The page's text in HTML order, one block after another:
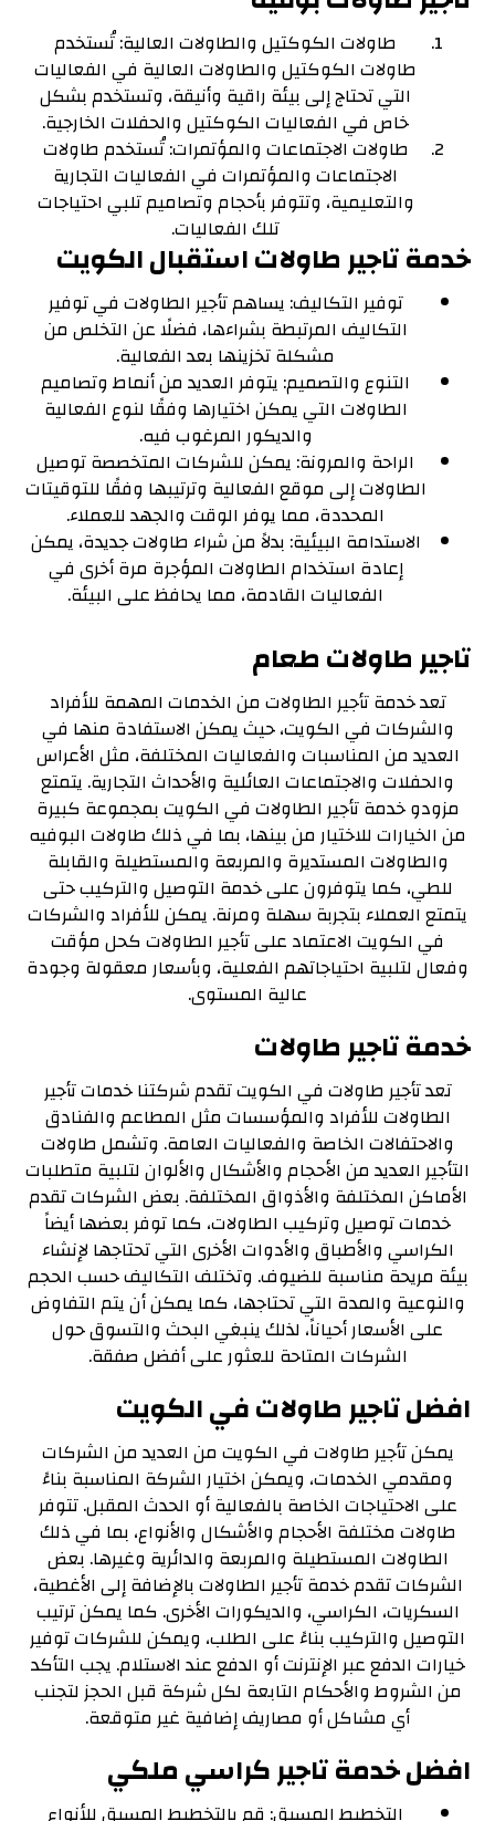
طاولات الكوكتيل والطاولات العالية: تُستخدم
طاولات الكوكتيل والطاولات العالية في الفعاليات
التي تحتاج إلى بيئة راقية وأنيقة، وتستخدم بشكل
خاص في الفعاليات الكوكتيل والحفلات الخارجية.
طاولات الاجتماعات والمؤتمرات: تُستخدم طاولات
الاجتماعات والمؤتمرات في الفعاليات التجارية
والتعليمية، وتتوفر بأحجام وتصاميم تلبي احتياجات
تلك الفعاليات.
خدمة تاجير طاولات استقبال الكويت
توفير التكاليف: يساهم تأجير الطاولات في توفير
التكاليف المرتبطة بشراءها، فضلًا عن التخلص من
مشكلة تخزينها بعد الفعالية.
التنوع والتصميم: يتوفر العديد من أنماط وتصاميم
الطاولات التي يمكن اختيارها وفقًا لنوع الفعالية
والديكور المرغوب فيه.
الراحة والمرونة: يمكن للشركات المتخصصة توصيل
الطاولات إلى موقع الفعالية وترتيبها وفقًا للتوقيتات
المحددة، مما يوفر الوقت والجهد للعملاء.
الاستدامة البيئية: بدلاً من شراء طاولات جديدة، يمكن
إعادة استخدام الطاولات المؤجرة مرة أخرى في
الفعاليات القادمة، مما يحافظ على البيئة.
تاجير طاولات طعام
تعد خدمة تأجير الطاولات من الخدمات المهمة للأفراد
والشركات في الكويت، حيث يمكن الاستفادة منها في
العديد من المناسبات والفعاليات المختلفة، مثل الأعراس
والحفلات والاجتماعات العائلية والأحداث التجارية. يتمتع
مزودو خدمة تأجير الطاولات في الكويت بمجموعة كبيرة
من الخيارات للاختيار من بينها، بما في ذلك طاولات البوفيه
والطاولات المستديرة والمربعة والمستطيلة والقابلة
للطي، كما يتوفرون على خدمة التوصيل والتركيب حتى
يتمتع العملاء بتجربة سهلة ومرنة. يمكن للأفراد والشركات
في الكويت الاعتماد على تأجير الطاولات كحل مؤقت
وفعال لتلبية احتياجاتهم الفعلية، وبأسعار معقولة وجودة
عالية المستوى.
خدمة تاجير طاولات
تعد تأجير طاولات في الكويت تقدم شركتنا خدمات تأجير
الطاولات للأفراد والمؤسسات مثل المطاعم والفنادق
والاحتفالات الخاصة والفعاليات العامة. وتشمل طاولات
التأجير العديد من الأحجام والأشكال والألوان لتلبية متطلبات
الأماكن المختلفة والأذواق المختلفة. بعض الشركات تقدم
خدمات توصيل وتركيب الطاولات، كما توفر بعضها أيضاً
الكراسي والأطباق والأدوات الأخرى التي تحتاجها لإنشاء
بيئة مريحة مناسبة للضيوف. وتختلف التكاليف حسب الحجم
والنوعية والمدة التي تحتاجها، كما يمكن أن يتم التفاوض
على الأسعار أحياناً، لذلك ينبغي البحث والتسوق حول
الشركات المتاحة للعثور على أفضل صفقة.
افضل تاجير طاولات في الكويت
يمكن تأجير طاولات في الكويت من العديد من الشركات
ومقدمي الخدمات، ويمكن اختيار الشركة المناسبة بناءً
على الاحتياجات الخاصة بالفعالية أو الحدث المقبل. تتوفر
طاولات مختلفة الأحجام والأشكال والأنواع، بما في ذلك
الطاولات المستطيلة والمربعة والدائرية وغيرها. بعض
الشركات تقدم خدمة تأجير الطاولات بالإضافة إلى الأغطية،
السكريات، الكراسي، والديكورات الأخرى. كما يمكن ترتيب
التوصيل والتركيب بناءً على الطلب، ويمكن للشركات توفير
خيارات الدفع عبر الإنترنت أو الدفع عند الاستلام. يجب التأكد
من الشروط والأحكام التابعة لكل شركة قبل الحجز لتجنب
أي مشاكل أو مصاريف إضافية غير متوقعة.
افضل خدمة تاجير كراسي ملكي